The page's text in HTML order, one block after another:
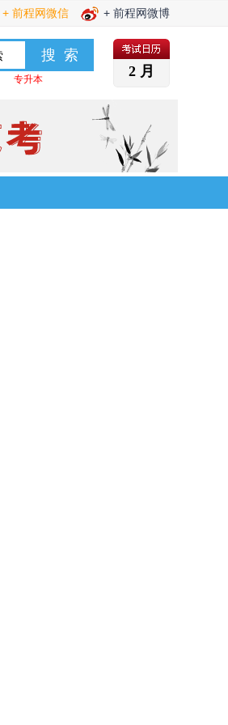
+ 前程网微博
+ 前程网微信
专升本 2 月